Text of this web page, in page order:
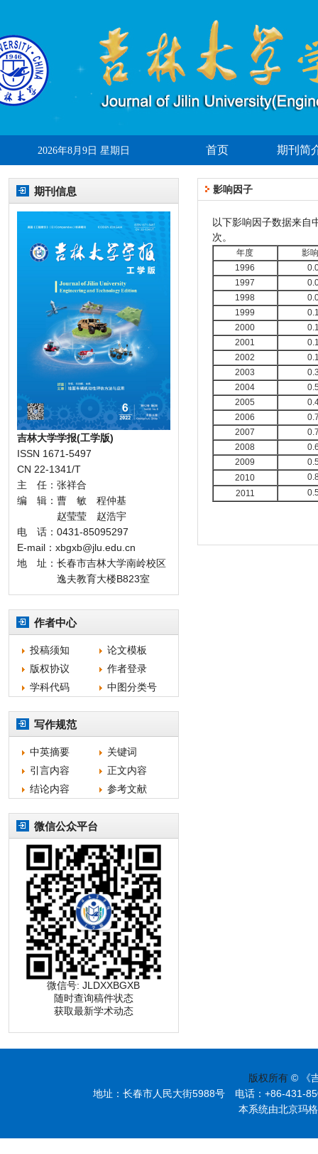
2026年8月9日 星期日 首页 期刊简
期刊信息
吉林大学学报(工学版)
ISSN 1671-5497
CN 22-1341/T
主 任：张祥合
编 辑：曹 敏 程仲基
赵莹莹 赵浩宇
电 话：0431-85095297
E-mail：xbgxb@jlu.edu.cn
地 址：长春市吉林大学南岭校区
逸夫教育大楼B823室
作者中心
投稿须知
论文模板
版权协议
作者登录
学科代码
中图分类号
写作规范
中英摘要
关键词
引言内容
正文内容
结论内容
参考文献
微信公众平台
微信号: JLDXXBGXB
随时查询稿件状态
获取最新学术动态
影响因子
以下影响因子数据来自
次。
年度
影
1996
1997
1998
1999
2000
2001
2002
2003
2004
2005
2006
2007
2008
2009
2010
2011
版权所有 © 《
地址：长春市人民大街5988号 电话：+86-431-
本系统由北京玛